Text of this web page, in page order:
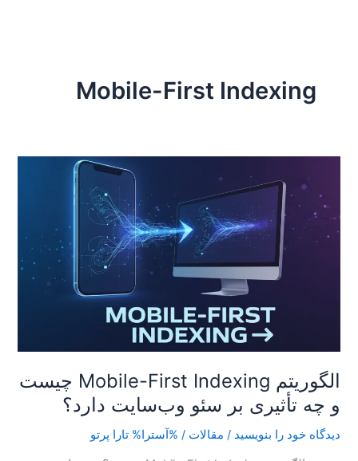
Mobile-First Indexing
الگوریتم Mobile-First Indexing چیست
و چه تأثیری بر سئو وب‌سایت دارد؟
دیدگاه‌ خود را بنویسید / مقالات / %آسترا% تارا پرتو
Mobile-
First
Indexing
چیست
وب‌سایت
دارد؟